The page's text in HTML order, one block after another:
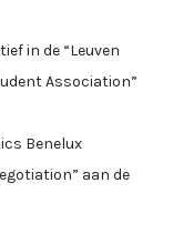
in de “Leuven
Association”
Benelux
aan de